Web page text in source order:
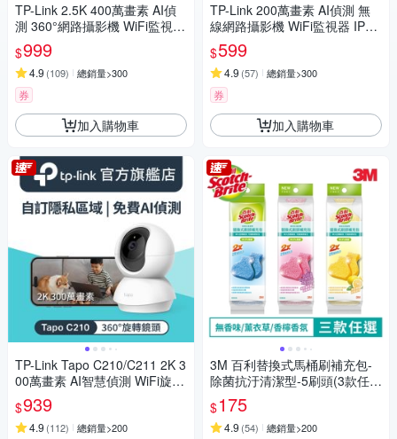
TP-Link 2.5K 400萬畫素 AI偵
測 360°網路攝影機 WiFi監視器
IPCAM (雙向語音/支援512G /
寵物/嬰兒/長輩/Tapo C220)
$999
4.9 (109) 總銷量>300
券
加入購物車
TP-Link Tapo C210/C211 2K 3
00萬畫素 AI智慧偵測 WiFi旋轉
無線網路攝影機 監視器 IP CA
M(360°旋轉/哭聲偵測/支援512
G)
$939
4.9 (112) 總銷量>200
TP-Link 200萬畫素 AI偵測 無
線網路攝影機 WiFi監視器 IPCA
M (雙向語音/支援512G /寵物/
嬰兒/長輩/Tapo C100)
$599
4.9 (57) 總銷量>300
券
加入購物車
3M 百利替換式馬桶刷補充包-
除菌抗汙清潔型-5刷頭(3款任
選)
$175
4.9 (54) 總銷量>200